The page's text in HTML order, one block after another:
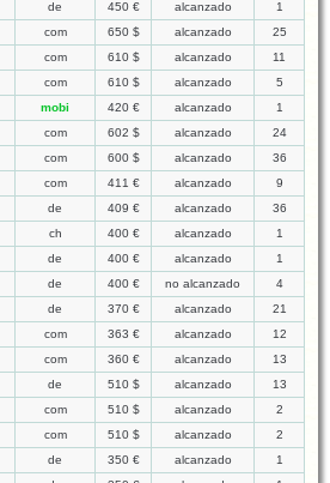
de 450 € alcanzado
1
com 650 $ alcanzado
25
com 610 $ alcanzado
11
com 610 $ alcanzado
5
mobi 420 € alcanzado
1
com 602 $ alcanzado
24
com 600 $ alcanzado
36
com 411 € alcanzado
9
de 409 € alcanzado
36
ch 400 € alcanzado
1
de 400 € alcanzado
1
de 400 € no alcanzado
4
de 370 € alcanzado
21
com 363 € alcanzado
12
com 360 € alcanzado
13
de 510 $ alcanzado
13
com 510 $ alcanzado
2
com 510 $ alcanzado
2
de 350 € alcanzado
1